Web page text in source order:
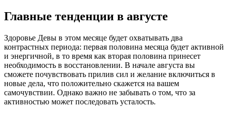
Главные тенденции в августе
Здоровье Девы в этом месяце будет охватывать два
контрастных периода: первая половина месяца будет активной
и энергичной, в то время как вторая половина принесет
необходимость в восстановлении. В начале августа вы
сможете почувствовать прилив сил и желание включиться в
новые дела, что положительно скажется на вашем
самочувствии. Однако важно не забывать о том, что за
активностью может последовать усталость.